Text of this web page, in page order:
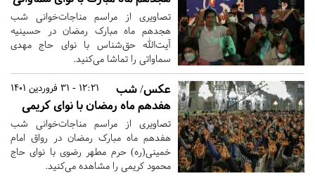
تصاویری از مراسم مناجات‌خوانی شب
هجدهم ماه مبارک رمضان در حسینیه
آیت‌الله حق‌شناس با نوای حاج مهدی
سماواتی را تماشا می‌کنید.
12:21 - 31 فروردین 1401
عکس/ شب
هفدهم ماه رمضان با نوای کریمی
تصاویری از مراسم مناجات‌خوانی شب
هفدهم ماه مبارک رمضان در رواق امام
خمینی(ره) حرم مطهر رضوی با نوای حاج
محمود کریمی را مشاهده می‌کنید.